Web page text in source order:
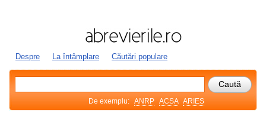
Despre La întâmplare Căutări populare
De exemplu: ANRP ACSA ARIES